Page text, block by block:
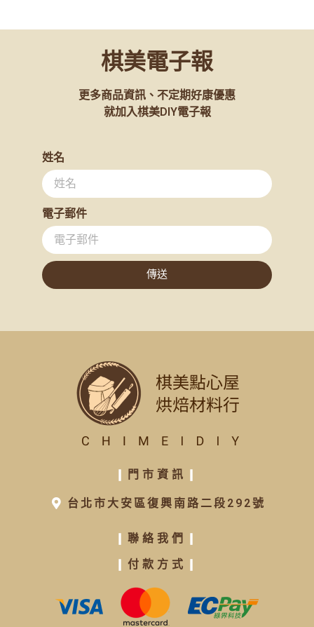
(1360)
精選器具 (710)
打蛋盆
(6)
打蛋器 (12)
刮刀/抹刀/刮板 (64)
吐司盒 (20)
小蛋糕模/塔模
不沾布/烤盤墊/矽膠墊 (18)
(20)
量杯/量勺/匙 (24)
(67)
造型烤盤/烤盤 (46)
棋美電子報
更多商品資訊、不定期好康優惠
就加入棋美DIY電子報
姓名
電子郵件
傳送
門市資訊
台北市大安區復興南路二段292號
聯絡我們
付款方式